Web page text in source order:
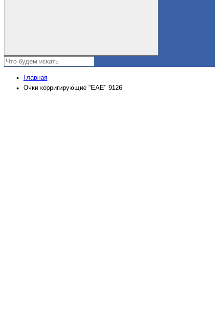
Главная
Очки корригирующие "ЕАЕ" 9126